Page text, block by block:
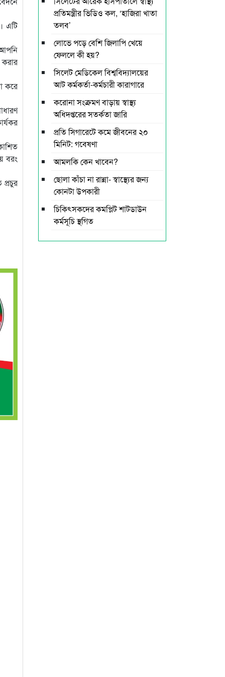
এটি
করার
করে
বরং
প্রচুর
প্রতিমন্ত্রীর ভিডিও কল, ‘হাজিরা খাতা
তলব’
লোভে পড়ে বেশি জিলাপি খেয়ে
ফেললে কী হয়?
সিলেট মেডিকেল বিশ্ববিদ্যালয়ের
আট কর্মকর্তা-কর্মচারী কারাগারে
করোনা সংক্রমণ বাড়ায় স্বাস্থ্য
অধিদপ্তরের সতর্কতা জারি
প্রতি সিগারেটে কমে জীবনের ২০
মিনিট: গবেষণা
আমলকি কেন খাবেন?
ছোলা কাঁচা না রান্না- স্বাস্থ্যের জন্য
কোনটা উপকারী
চিকিৎসকদের কমপ্লিট শাটডাউন
কর্মসূচি স্থগিত